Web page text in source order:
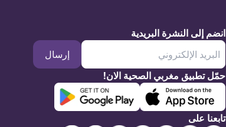
انضم إلى النشرة البريدية
إرسال
حمّل تطبيق مغربي الصحية الان!
تابعنا على